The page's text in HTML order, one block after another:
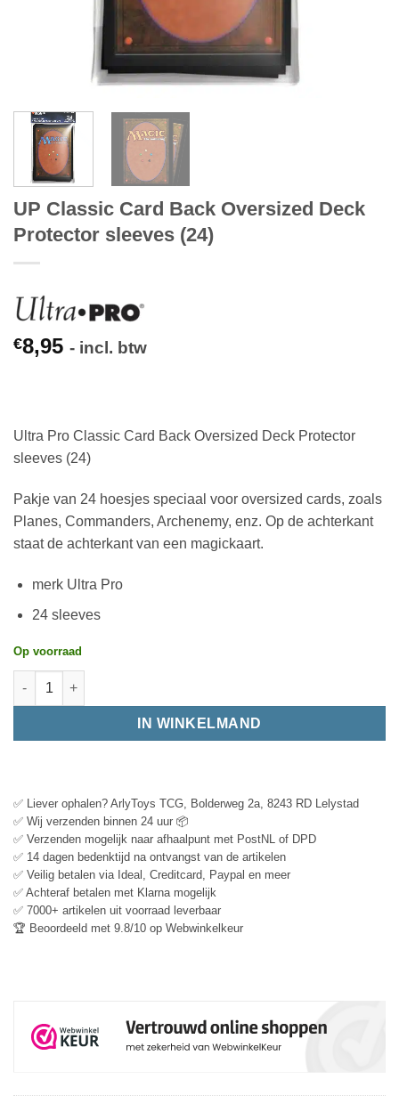
UP Classic Card Back Oversized Deck
Protector sleeves (24)
€8,95 - incl. btw
Ultra Pro Classic Card Back Oversized Deck Protector
sleeves (24)
Pakje van 24 hoesjes speciaal voor oversized cards, zoals
Planes, Commanders, Archenemy, enz. Op de achterkant
staat de achterkant van een magickaart.
merk Ultra Pro
24 sleeves
Op voorraad
IN WINKELMAND
✅ Liever ophalen? ArlyToys TCG, Bolderweg 2a, 8243 RD Lelystad
✅ Wij verzenden binnen 24 uur 📦
✅ Verzenden mogelijk naar afhaalpunt met PostNL of DPD
✅ 14 dagen bedenktijd na ontvangst van de artikelen
✅ Veilig betalen via Ideal, Creditcard, Paypal en meer
✅ Achteraf betalen met Klarna mogelijk
✅ 7000+ artikelen uit voorraad leverbaar
🏆 Beoordeeld met 9.8/10 op Webwinkelkeur